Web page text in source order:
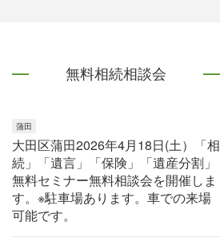
無料相続相談会
蒲田
大田区蒲田2026年4月18日(土）「相
続」「遺言」「保険」「遺産分割」
無料セミナー無料相談会を開催しま
す。※駐車場あります。車での来場
可能です。